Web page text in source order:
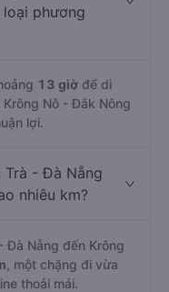
phương
13 giờ để di
Nô - Đắk Nông
lợi.
Trà - Đà Nẵng
nhiêu km?
Đà Nẵng đến Krông
, một chặng đi vừa
thoải mái.